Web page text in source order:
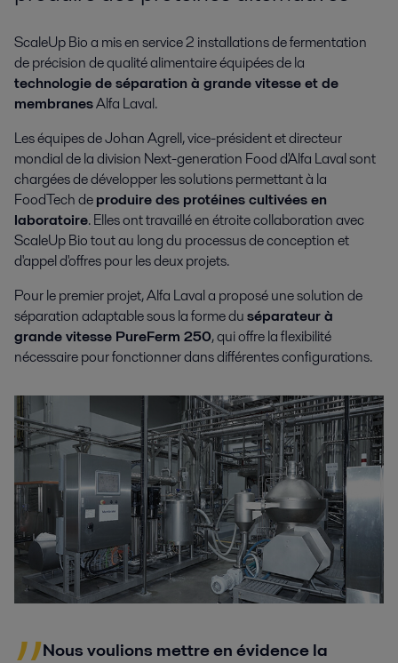
ScaleUp Bio a mis en service 2 installations de fermentation
de précision de qualité alimentaire équipées de la
technologie de séparation à grande vitesse et de
membranesAlfa Laval.
Les équipes de Johan Agrell, vice-président et directeur
mondial de la division Next-generation Food d'Alfa Laval sont
chargées de développer les solutions permettant à la
FoodTech deproduire des protéines cultivées en
laboratoire. Elles ont travaillé en étroite collaboration avec
ScaleUp Bio tout au long du processus de conception et
d'appel d'offres pour les deux projets.
Pour le premier projet, Alfa Laval a proposé une solution de
séparation adaptable sous la forme duséparateur à
grande vitesse PureFerm 250, qui offre la flexibilité
nécessaire pour fonctionner dans différentes configurations.
Nous voulions mettre en évidence la